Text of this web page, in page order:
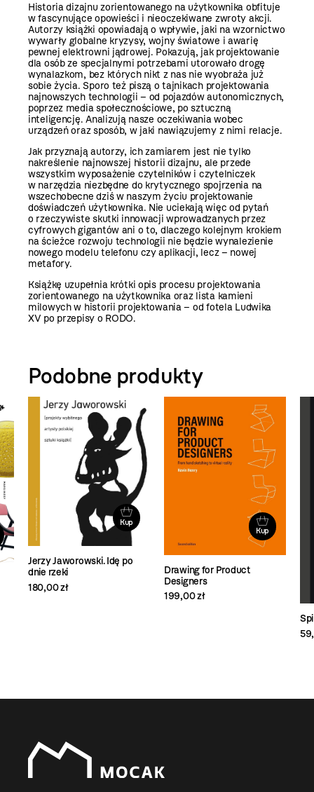
Historia dizajnu zorientowanego na użytkownika obfituje
w fascynujące opowieści i nieoczekiwane zwroty akcji.
Autorzy książki opowiadają o wpływie, jaki na wzornictwo
wywarły globalne kryzysy, wojny światowe i awarię
pewnej elektrowni jądrowej. Pokazują, jak projektowanie
dla osób ze specjalnymi potrzebami utorowało drogę
wynalazkom, bez których nikt z nas nie wyobraża już
sobie życia. Sporo też piszą o tajnikach projektowania
najnowszych technologii – od pojazdów autonomicznych,
poprzez media społecznościowe, po sztuczną
inteligencję. Analizują nasze oczekiwania wobec
urządzeń oraz sposób, w jaki nawiązujemy z nimi relacje.
Jak przyznają autorzy, ich zamiarem jest nie tylko
nakreślenie najnowszej historii dizajnu, ale przede
wszystkim wyposażenie czytelników i czytelniczek
w narzędzia niezbędne do krytycznego spojrzenia na
wszechobecne dziś w naszym życiu projektowanie
doświadczeń użytkownika. Nie uciekają więc od pytań
o rzeczywiste skutki innowacji wprowadzanych przez
cyfrowych gigantów ani o to, dlaczego kolejnym krokiem
na ścieżce rozwoju technologii nie będzie wynalezienie
nowego modelu telefonu czy aplikacji, lecz – nowej
metafory.
Książkę uzupełnia krótki opis procesu projektowania
zorientowanego na użytkownika oraz lista kamieni
milowych w historii projektowania – od fotela Ludwika
XV po przepisy o RODO.
Podobne produkty
Kup
Jerzy Jaworowski. Idę po
dnie rzeki
180,00 zł
Kup
Drawing for Product
Designers
199,00 zł